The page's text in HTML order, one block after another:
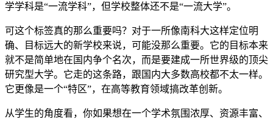
学学科是“一流学科”，但学校整体还不是“一流大学”。
可这个标签真的那么重要吗？对于一所像南科大这样定位明
确、目标远大的新学校来说，可能没那么重要。它的目标本来
就不是简单地在国内争个名次，而是要建成一所世界级的顶尖
研究型大学。它走的这条路，跟国内大多数高校都不太一样。
它更像是一个“特区”，在高等教育领域搞改革创新。
从学生的角度看，你如果想在一个学术氛围浓厚、资源丰富、